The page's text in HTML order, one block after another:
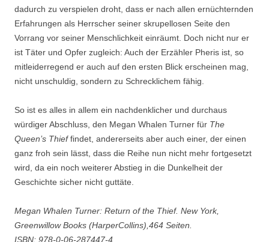
dadurch zu verspielen droht, dass er nach allen ernüchternden
Erfahrungen als Herrscher seiner skrupellosen Seite den
Vorrang vor seiner Menschlichkeit einräumt. Doch nicht nur er
ist Täter und Opfer zugleich: Auch der Erzähler Pheris ist, so
mitleiderregend er auch auf den ersten Blick erscheinen mag,
nicht unschuldig, sondern zu Schrecklichem fähig.
So ist es alles in allem ein nachdenklicher und durchaus
würdiger Abschluss, den Megan Whalen Turner für The
Queen’s Thieffindet, andererseits aber auch einer, der einen
ganz froh sein lässt, dass die Reihe nun nicht mehr fortgesetzt
wird, da ein noch weiterer Abstieg in die Dunkelheit der
Geschichte sicher nicht guttäte.
Megan Whalen Turner: Return of the Thief. New York,
Greenwillow Books (HarperCollins),464 Seiten.
ISBN: 978-0-06-287447-4